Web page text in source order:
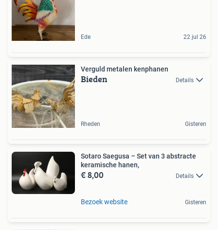
Ede 22 jul 26
Verguld metalen kenphanen
Bieden Details
Rheden Gisteren
Sotaro Saegusa – Set van 3 abstracte
keramische hanen,
€ 8,00 Details
Bezoek website Gisteren